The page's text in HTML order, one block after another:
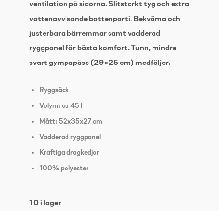
ventilation på sidorna. Slitstarkt tyg och extra
vattenavvisande bottenparti. Bekväma och
justerbara bärremmar samt vadderad
ryggpanel för bästa komfort. Tunn, mindre
svart gympapåse (29×25 cm) medföljer.
Ryggsäck
Volym: ca 45 l
Mått: 52x35x27 cm
Vadderad ryggpanel
Kraftiga dragkedjor
100% polyester
10 i lager